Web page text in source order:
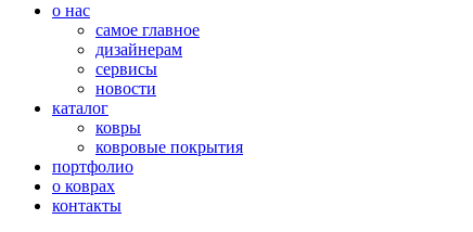
о нас
самое главное
дизайнерам
сервисы
новости
каталог
ковры
ковровые покрытия
портфолио
о коврах
контакты